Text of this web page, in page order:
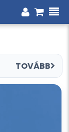
TOVÁBB